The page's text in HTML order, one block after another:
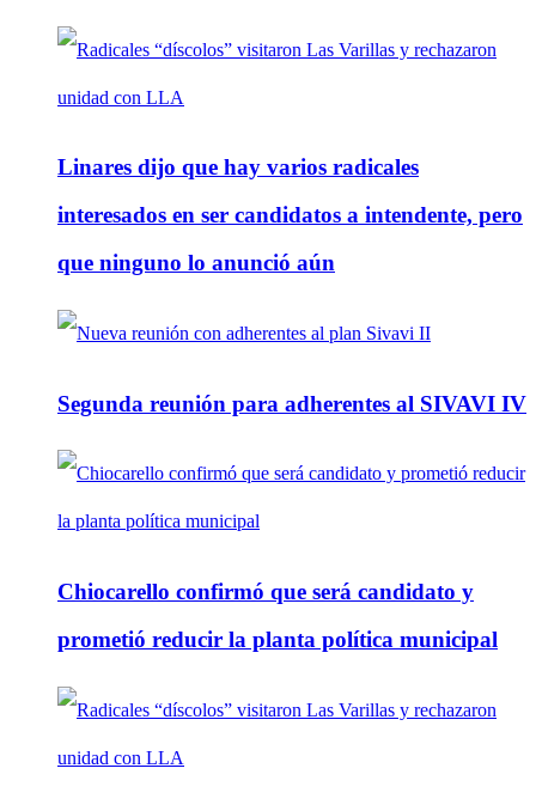
Linares dijo que hay varios radicales
interesados en ser candidatos a intendente, pero
que ninguno lo anunció aún
Segunda reunión para adherentes al SIVAVI IV
Chiocarello confirmó que será candidato y
prometió reducir la planta política municipal